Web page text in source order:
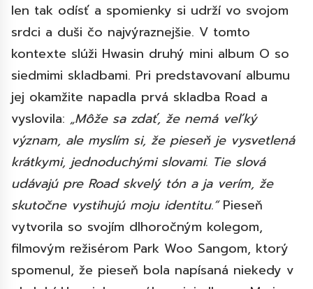
len tak odísť a spomienky si udrží vo svojom
srdci a duši čo najvýraznejšie. V tomto
kontexte slúži Hwasin druhý mini album O so
siedmimi skladbami. Pri predstavovaní albumu
jej okamžite napadla prvá skladba Road a
vyslovila: „Môže sa zdať, že nemá veľký
význam, ale myslím si, že pieseň je vysvetlená
krátkymi, jednoduchými slovami. Tie slová
udávajú pre Road skvelý tón a ja verím, že
skutočne vystihujú moju identitu.“Pieseň
vytvorila so svojím dlhoročným kolegom,
filmovým režisérom Park Woo Sangom, ktorý
spomenul, že pieseň bola napísaná niekedy v